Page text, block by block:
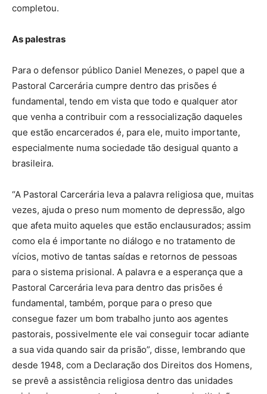
completou.
As palestras
Para o defensor público Daniel Menezes, o papel que a
Pastoral Carcerária cumpre dentro das prisões é
fundamental, tendo em vista que todo e qualquer ator
que venha a contribuir com a ressocialização daqueles
que estão encarcerados é, para ele, muito importante,
especialmente numa sociedade tão desigual quanto a
brasileira.
“A Pastoral Carcerária leva a palavra religiosa que, muitas
vezes, ajuda o preso num momento de depressão, algo
que afeta muito aqueles que estão enclausurados; assim
como ela é importante no diálogo e no tratamento de
vícios, motivo de tantas saídas e retornos de pessoas
para o sistema prisional. A palavra e a esperança que a
Pastoral Carcerária leva para dentro das prisões é
fundamental, também, porque para o preso que
consegue fazer um bom trabalho junto aos agentes
pastorais, possivelmente ele vai conseguir tocar adiante
a sua vida quando sair da prisão”, disse, lembrando que
desde 1948, com a Declaração dos Direitos dos Homens,
se prevê a assistência religiosa dentro das unidades